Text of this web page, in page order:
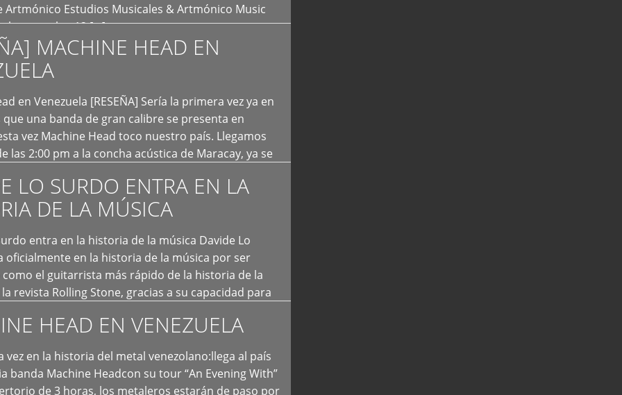
Artmónico Estudios Musicales & Artmónico Music
cumplen 12 […]
MACHINE HEAD EN
en Venezuela [RESEÑA] Sería la primera vez ya en
una banda de gran calibre se presenta en
vez Machine Head toco nuestro país. Llegamos
las 2:00 pm a la concha acústica de Maracay, ya se
LO SURDO ENTRA EN LA
DE LA MÚSICA
entra en la historia de la música Davide Lo
oficialmente en la historia de la música por ser
el guitarrista más rápido de la historia de la
revista Rolling Stone, gracias a su capacidad para
HEAD EN VENEZUELA
vez en la historia del metal venezolano:llega al país
banda Machine Headcon su tour “An Evening With”
de 3 horas, los metaleros estarán de paso por